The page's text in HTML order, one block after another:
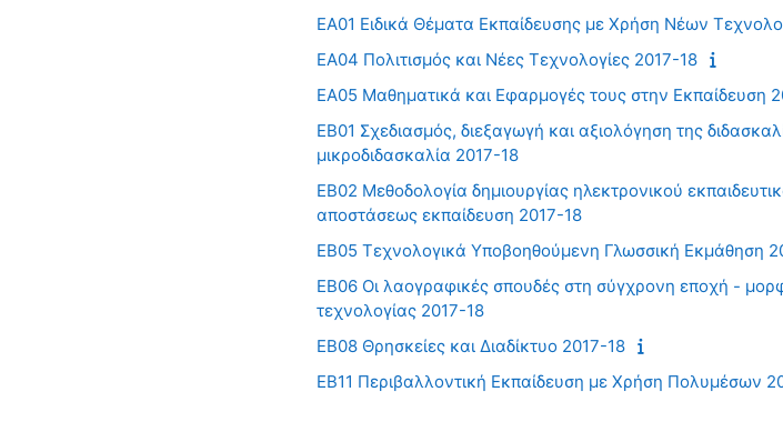
ΕΑ01 Ειδικά Θέματα Εκπαίδευσης με Χρήση Νέων
ΕΑ04 Πολιτισμός και Νέες Τεχνολογίες 2017-18
ΕΑ05 Μαθηματικά και Εφαρμογές τους στην Εκπαίδευση
ΕΒ01 Σχεδιασμός, διεξαγωγή και αξιολόγηση της
μικροδιδασκαλία 2017-18
ΕΒ02 Μεθοδολογία δημιουργίας ηλεκτρονικού
αποστάσεως εκπαίδευση 2017-18
ΕΒ05 Τεχνολογικά Υποβοηθούμενη Γλωσσική Εκμάθηση
ΕΒ06 Οι λαογραφικές σπουδές στη σύγχρονη εποχή -
τεχνολογίας 2017-18
EB08 Θρησκείες και Διαδίκτυο 2017-18
EB11 Περιβαλλοντική Εκπαίδευση με Χρήση Πολυμέσων